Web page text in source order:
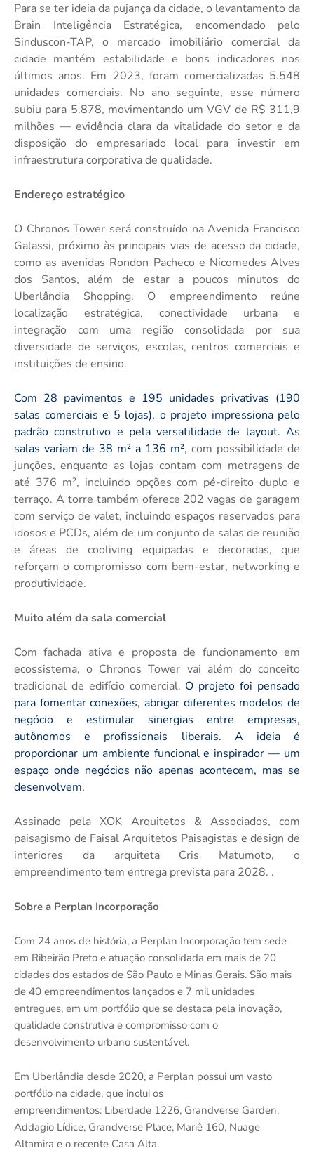
Para se ter ideia da pujança da cidade, o levantamento da
Brain Inteligência Estratégica, encomendado pelo
Sinduscon-TAP, o mercado imobiliário comercial da
cidade mantém estabilidade e bons indicadores nos
últimos anos. Em 2023, foram comercializadas 5.548
unidades comerciais. No ano seguinte, esse número
subiu para 5.878, movimentando um VGV de R$ 311,9
milhões — evidência clara da vitalidade do setor e da
disposição do empresariado local para investir em
infraestrutura corporativa de qualidade.
Endereço estratégico
O Chronos Tower será construído na Avenida Francisco
Galassi, próximo às principais vias de acesso da cidade,
como as avenidas Rondon Pacheco e Nicomedes Alves
dos Santos, além de estar a poucos minutos do
Uberlândia Shopping. O empreendimento reúne
localização estratégica, conectividade urbana e
integração com uma região consolidada por sua
diversidade de serviços, escolas, centros comerciais e
instituições de ensino.
Com 28 pavimentos e 195 unidades privativas (190
salas comerciais e 5 lojas), o projeto impressiona pelo
padrão construtivo e pela versatilidade de layout. As
salas variam de 38 m² a 136 m², com possibilidade de
junções, enquanto as lojas contam com metragens de
até 376 m², incluindo opções com pé-direito duplo e
terraço. A torre também oferece 202 vagas de garagem
com serviço de valet, incluindo espaços reservados para
idosos e PCDs, além de um conjunto de salas de reunião
e áreas de cooliving equipadas e decoradas, que
reforçam o compromisso com bem-estar, networking e
produtividade.
Muito além da sala comercial
Com fachada ativa e proposta de funcionamento em
ecossistema, o Chronos Tower vai além do conceito
tradicional de edifício comercial. O projeto foi pensado
para fomentar conexões, abrigar diferentes modelos de
negócio e estimular sinergias entre empresas,
autônomos e profissionais liberais. A ideia é
proporcionar um ambiente funcional e inspirador — um
espaço onde negócios não apenas acontecem, mas se
desenvolvem.
Assinado pela XOK Arquitetos & Associados, com
paisagismo de Faisal Arquitetos Paisagistas e design de
interiores da arquiteta Cris Matumoto, o
empreendimento tem entrega prevista para 2028. .
Sobre a Perplan Incorporação
Com 24 anos de história, a Perplan Incorporação tem sede
em Ribeirão Preto e atuação consolidada em mais de 20
cidades dos estados de São Paulo e Minas Gerais. São mais
de 40 empreendimentos lançados e 7 mil unidades
entregues, em um portfólio que se destaca pela inovação,
qualidade construtiva e compromisso com o
desenvolvimento urbano sustentável.
Em Uberlândia desde 2020, a Perplan possui um vasto
portfólio na cidade, que inclui os
empreendimentos: Liberdade 1226, Grandverse Garden,
Addagio Lídice, Grandverse Place, Mariê 160, Nuage
Altamira e o recente Casa Alta.